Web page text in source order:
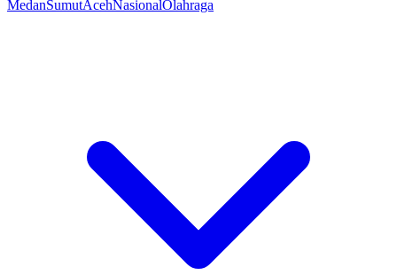
MedanSumutAcehNasionalOlahraga